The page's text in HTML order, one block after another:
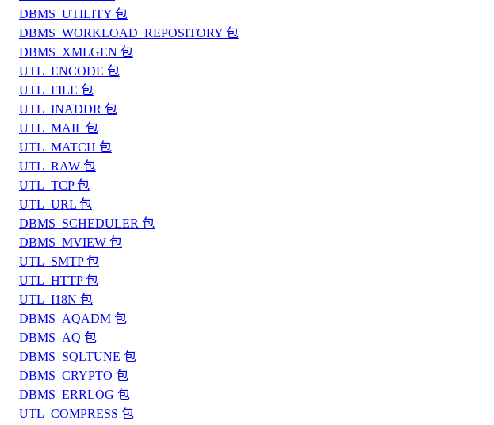
DBMS_UTILITY 包
DBMS_WORKLOAD_REPOSITORY 包
DBMS_XMLGEN 包
UTL_ENCODE 包
UTL_FILE 包
UTL_INADDR 包
UTL_MAIL 包
UTL_MATCH 包
UTL_RAW 包
UTL_TCP 包
UTL_URL 包
DBMS_SCHEDULER 包
DBMS_MVIEW 包
UTL_SMTP 包
UTL_HTTP 包
UTL_I18N 包
DBMS_AQADM 包
DBMS_AQ 包
DBMS_SQLTUNE 包
DBMS_CRYPTO 包
DBMS_ERRLOG 包
UTL_COMPRESS 包